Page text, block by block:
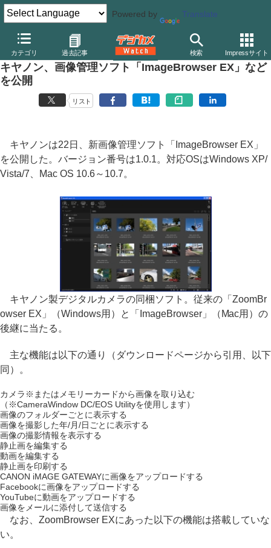
Powered by Translate
カテゴリ 過去記事 検索 Impressサイト
デジカメ Watch PC/モバイル関連 アプリ/ソフトウェア キヤノ
キヤノン、画像管理ソフト「ImageBrowser EX」など
を公開
リスト
キヤノンは22日、新画像管理ソフト「ImageBrowser EX」
を公開した。バージョン番号は1.0.1。対応OSはWindows XP/
Vista/7、Mac OS 10.6～10.7。
キヤノン製デジタルカメラの同梱ソフト。従来の「ZoomBr
owser EX」（Windows用）と「ImageBrowser」（Mac用）の
後継に当たる。
主な機能は以下の通り（ダウンロードページから引用、以下
同）。
カメラ※またはメモリーカードから画像を取り込む
（※CameraWindow DC/EOS Utilityを使用します）
画像のフォルダーごとに表示する
画像を撮影した年/月/日ごとに表示する
画像の撮影情報を表示する
静止画を編集する
動画を編集する
静止画を印刷する
CANON iMAGE GATEWAYに画像をアップロードする
Facebookに画像をアップロードする
YouTubeに動画をアップロードする
画像をメールに添付して送信する
なお、ZoomBrowser EXにあった以下の機能は搭載していな
い。